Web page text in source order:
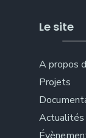
Le site
A propos
Projets
Actualités